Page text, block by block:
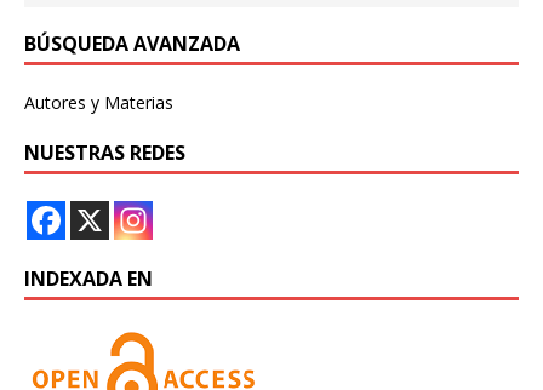
BÚSQUEDA AVANZADA
Autores y Materias
NUESTRAS REDES
INDEXADA EN